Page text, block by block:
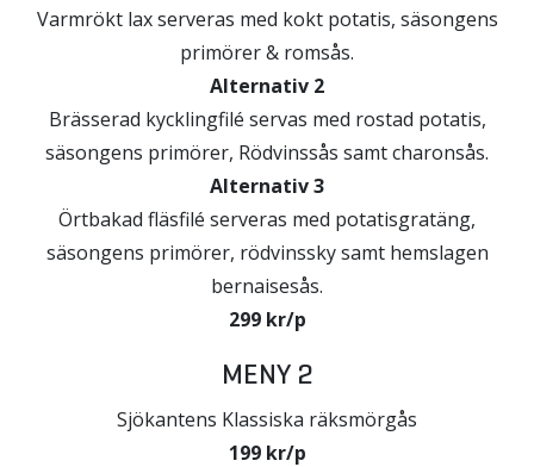
Varmrökt lax serveras med kokt potatis, säsongens
primörer & romsås.
Alternativ 2
Brässerad kycklingfilé servas med rostad potatis,
säsongens primörer, Rödvinssås samt charonsås.
Alternativ 3
Örtbakad fläsfilé serveras med potatisgratäng,
säsongens primörer, rödvinssky samt hemslagen
bernaisesås.
299 kr/p
MENY 2
Sjökantens Klassiska räksmörgås
199 kr/p